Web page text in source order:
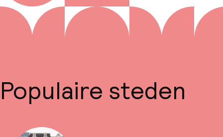
Populaire steden